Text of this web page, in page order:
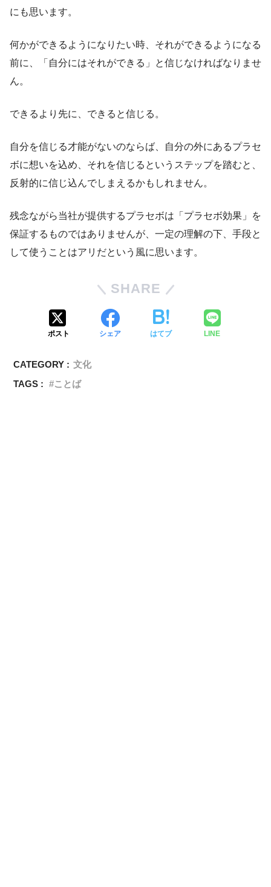
にも思います。
何かができるようになりたい時、それができるようになる
前に、「自分にはそれができる」と信じなければなりませ
ん。
できるより先に、できると信じる。
自分を信じる才能がないのならば、自分の外にあるプラセ
ボに想いを込め、それを信じるというステップを踏むと、
反射的に信じ込んでしまえるかもしれません。
残念ながら当社が提供するプラセボは「プラセボ効果」を
保証するものではありませんが、一定の理解の下、手段と
して使うことはアリだという風に思います。
SHARE
ポスト シェア はてブ LINE
CATEGORY : 文化
TAGS :
ことば